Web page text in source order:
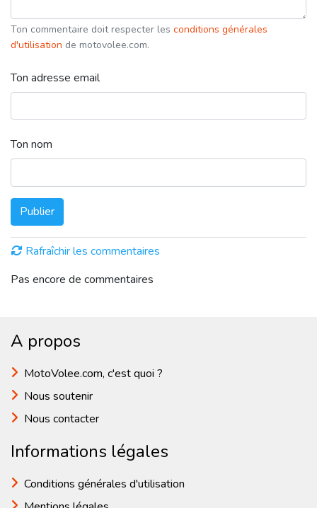
Ton commentaire doit respecter les conditions générales
d'utilisation de motovolee.com.
Ton adresse email
Ton nom
Publier
Rafraîchir les commentaires
Pas encore de commentaires
A propos
MotoVolee.com, c'est quoi ?
Nous soutenir
Nous contacter
Informations légales
Conditions générales d'utilisation